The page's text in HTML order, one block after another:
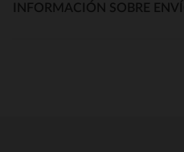
INFORMACIÓN SOBRE